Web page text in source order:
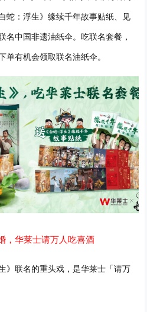
蛇：浮生》缘续千年故事贴纸、见
名中国非遗油纸伞。 吃联名套餐，
单有机会领取联名油纸伞。
，华莱士请万人吃喜酒
》联名的重头戏，是华莱士「请万